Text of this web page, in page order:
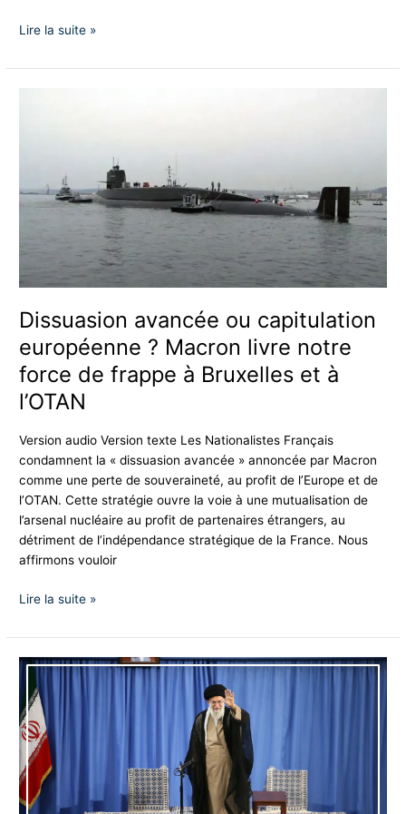
Lire la suite »
Dissuasion avancée ou capitulation
européenne ? Macron livre notre
force de frappe à Bruxelles et à
l’OTAN
Version audio Version texte Les Nationalistes Français
condamnent la « dissuasion avancée » annoncée par Macron
comme une perte de souveraineté, au profit de l’Europe et de
l’OTAN. Cette stratégie ouvre la voie à une mutualisation de
l’arsenal nucléaire au profit de partenaires étrangers, au
détriment de l’indépendance stratégique de la France. Nous
affirmons vouloir
européenne
?
notre
force
frappe
Bruxelles
et
à
Lire la suite »
Communiqué
des
Nationalistes
sur
l’assassinat
du
Guide
suprême